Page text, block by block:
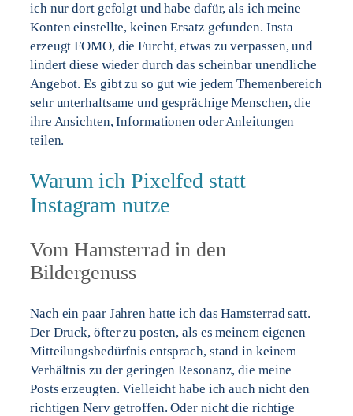
ich nur dort gefolgt und habe dafür, als ich meine
Konten einstellte, keinen Ersatz gefunden. Insta
erzeugt FOMO, die Furcht, etwas zu verpassen, und
lindert diese wieder durch das scheinbar unendliche
Angebot. Es gibt zu so gut wie jedem Themenbereich
sehr unterhaltsame und gesprächige Menschen, die
ihre Ansichten, Informationen oder Anleitungen
teilen.
Warum ich Pixelfed statt
Instagram nutze
Vom Hamsterrad in den
Bildergenuss
Nach ein paar Jahren hatte ich das Hamsterrad satt.
Der Druck, öfter zu posten, als es meinem eigenen
Mitteilungsbedürfnis entsprach, stand in keinem
Verhältnis zu der geringen Resonanz, die meine
Posts erzeugten. Vielleicht habe ich auch nicht den
richtigen Nerv getroffen. Oder nicht die richtige